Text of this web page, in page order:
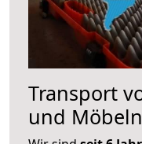
Transport
und